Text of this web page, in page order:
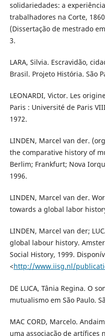
solidariedades: a
trabalhadores na Corte,
(Dissertação de mestrado
3.
LARA, Silvia. Escravidão,
Brasil. Projeto História. São
LEONARDI, Victor. Les
Paris : Université de Paris
1972.
LINDEN, Marcel van der.
the comparative history of
Berlim; Frankfurt; Nova
1996.
LINDEN, Marcel van der.
towards a global labor
LINDEN, Marcel van der;
global labour history.
Social History, 1999.
<http://www.iisg.nl/
DE LUCA, Tânia Regina. O
mutualismo em São Paulo.
MAC CORD, Marcelo.
uma associação de artífices